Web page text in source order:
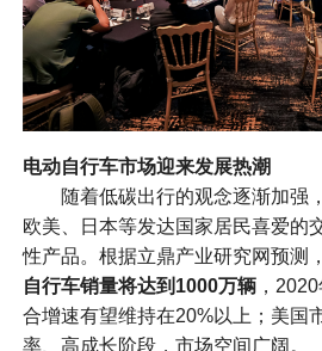
电动自行车市场迎来发展热潮
随着低碳出行的观念逐渐加强
欧美、日本等发达国家居民喜爱的
性产品。根据立鼎产业研究网预测，
自行车销量将达到1000万辆，2020
合增速有望维持在20%以上；美国
率、高成长阶段，市场空间广阔。